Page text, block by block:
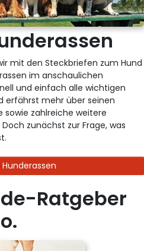
mit den Steckbriefen zum Hund
im anschaulichen
und einfach alle wichtigen
erfährst mehr über seinen
sowie zahlreiche weitere
zunächst zur Frage, was
Hunderassen
Ratgeber